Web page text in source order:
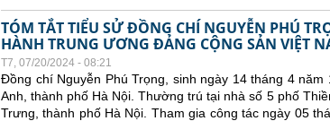
TÓM TẮT TIỂU SỬ ĐỒNG CHÍ NGUYỄN PHÚ
HÀNH TRUNG ƯƠNG ĐẢNG CỘNG SẢN VIỆT
T7, 07/20/2024 - 08:21
Đồng chí Nguyễn Phú Trọng, sinh ngày 14 tháng 4
Anh, thành phố Hà Nội. Thường trú tại nhà số 5 phố
Trưng, thành phố Hà Nội. Tham gia công tác ngày 05